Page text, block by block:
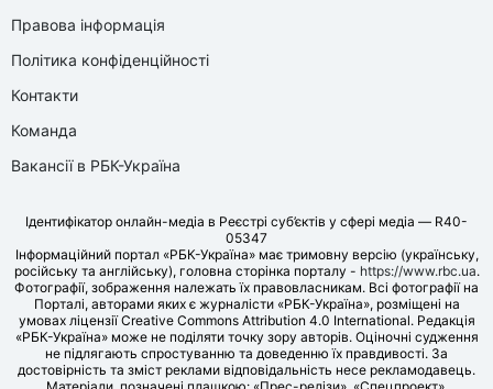
Правова інформація
Політика конфіденційності
Контакти
Команда
Вакансії в РБК-Україна
Ідентифікатор онлайн-медіа в Реєстрі суб’єктів у сфері медіа — R40-
05347
Інформаційний портал «РБК-Україна» має тримовну версію (українську,
російську та англійську), головна сторінка порталу - https://www.rbc.ua.
Фотографії, зображення належать їх правовласникам. Всі фотографії на
Порталі, авторами яких є журналісти «РБК-Україна», розміщені на
умовах ліцензії Creative Commons Attribution 4.0 International. Редакція
«РБК-Україна» може не поділяти точку зору авторів. Оціночні судження
не підлягають спростуванню та доведенню їх правдивості. За
достовірність та зміст реклами відповідальність несе рекламодавець.